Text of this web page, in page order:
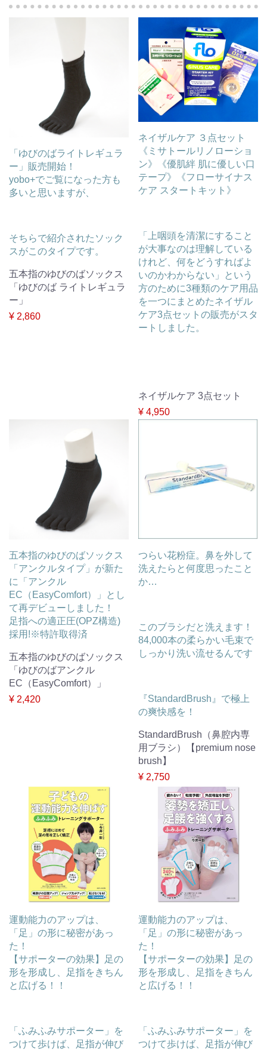
「ゆびのばライトレギュラ
ー」販売開始！
yobo+でご覧になった方も
多いと思いますが、
そちらで紹介されたソック
スがこのタイプです。
五本指のゆびのばソックス
「ゆびのば ライトレギュラ
ー」
¥ 2,860
ネイザルケア ３点セット
《ミサトールリノローショ
ン》《優肌絆 肌に優しい口
テープ》《フローサイナス
ケア スタートキット》
「上咽頭を清潔にすること
が大事なのは理解している
けれど、何をどうすればよ
いのかわからない」という
方のために3種類のケア用品
を一つにまとめたネイザル
ケア3点セットの販売がスタ
ートしました。
ネイザルケア 3点セット
¥ 4,950
五本指のゆびのばソックス
「アンクルタイプ」が新た
に「アンクル
EC（EasyComfort）」とし
て再デビューしました！
足指への適正圧(OPZ構造)
採用!※特許取得済
五本指のゆびのばソックス
「ゆびのばアンクル
EC（EasyComfort）」
¥ 2,420
つらい花粉症。鼻を外して
洗えたらと何度思ったこと
か…
このブラシだと洗えます！
84,000本の柔らかい毛束で
しっかり洗い流せるんです
『StandardBrush』で極上
の爽快感を！
StandardBrush（鼻腔内専
用ブラシ）【premium nose
brush】
¥ 2,750
運動能力のアップは、
「足」の形に秘密があっ
た！
【サポーターの効果】足の
形を形成し、足指をきちん
と広げる！！
「ふみふみサポーター」を
つけて歩けば、足指が伸び
運動能力のアップは、
「足」の形に秘密があっ
た！
【サポーターの効果】足の
形を形成し、足指をきちん
と広げる！！
「ふみふみサポーター」を
つけて歩けば、足指が伸び